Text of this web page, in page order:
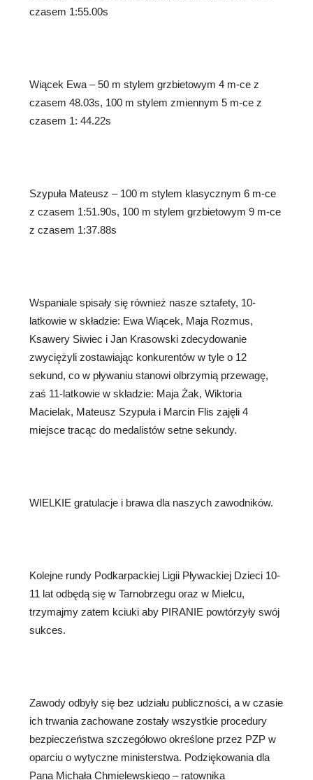
czasem 1:55.00s
Wiącek Ewa – 50 m stylem grzbietowym 4 m-ce z
czasem 48.03s, 100 m stylem zmiennym 5 m-ce z
czasem 1: 44.22s
Szypuła Mateusz – 100 m stylem klasycznym 6 m-ce
z czasem 1:51.90s, 100 m stylem grzbietowym 9 m-ce
z czasem 1:37.88s
Wspaniale spisały się również nasze sztafety, 10-
latkowie w składzie: Ewa Wiącek, Maja Rozmus,
Ksawery Siwiec i Jan Krasowski zdecydowanie
zwyciężyli zostawiając konkurentów w tyle o 12
sekund, co w pływaniu stanowi olbrzymią przewagę,
zaś 11-latkowie w składzie: Maja Żak, Wiktoria
Macielak, Mateusz Szypuła i Marcin Flis zajęli 4
miejsce tracąc do medalistów setne sekundy.
WIELKIE gratulacje i brawa dla naszych zawodników.
Kolejne rundy Podkarpackiej Ligii Pływackiej Dzieci 10-
11 lat odbędą się w Tarnobrzegu oraz w Mielcu,
trzymajmy zatem kciuki aby PIRANIE powtórzyły swój
sukces.
Zawody odbyły się bez udziału publiczności, a w czasie
ich trwania zachowane zostały wszystkie procedury
bezpieczeństwa szczegółowo określone przez PZP w
oparciu o wytyczne ministerstwa. Podziękowania dla
Pana Michała Chmielewskiego – ratownika